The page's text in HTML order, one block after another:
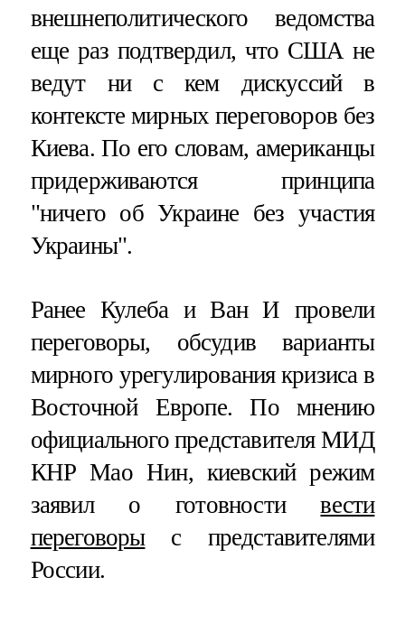
внешнеполитического ведомства
еще раз подтвердил, что США не
ведут ни с кем дискуссий в
контексте мирных переговоров без
Киева. По его словам, американцы
придерживаются принципа
"ничего об Украине без участия
Украины".
Ранее Кулеба и Ван И провели
переговоры, обсудив варианты
мирного урегулирования кризиса в
Восточной Европе. По мнению
официального представителя МИД
КНР Мао Нин, киевский режим
заявил о готовностивести
переговорыс представителями
России.